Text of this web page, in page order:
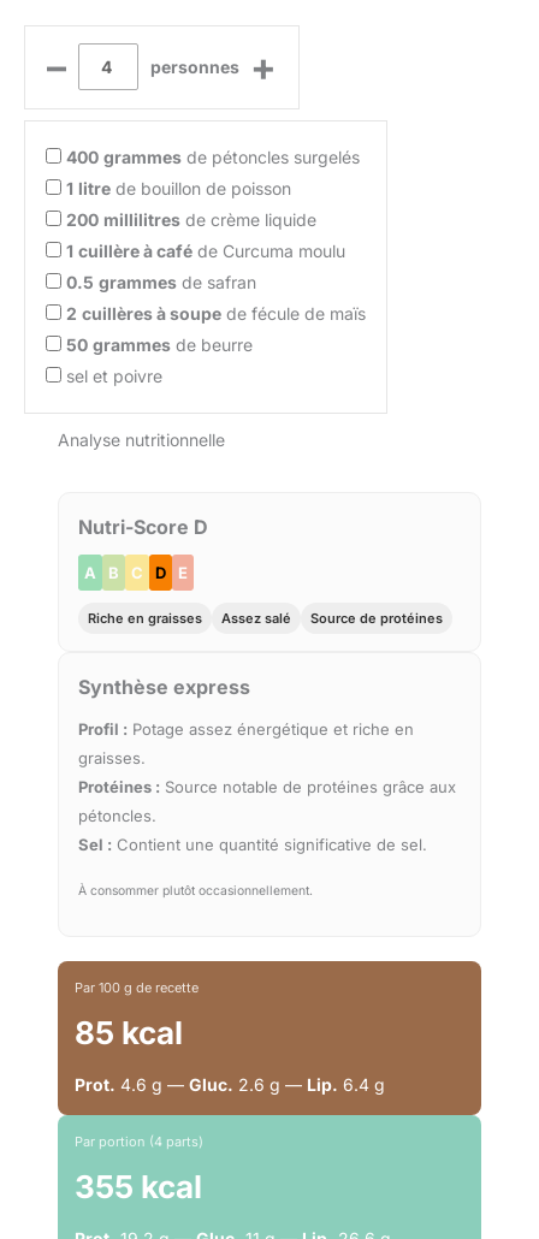
– personnes +
400 grammes de pétoncles surgelés
1 litre de bouillon de poisson
200 millilitres de crème liquide
1 cuillère à café de Curcuma moulu
0.5 grammes de safran
2 cuillères à soupe de fécule de maïs
50 grammes de beurre
sel et poivre
Analyse nutritionnelle
Nutri-Score D
A B C D E
Riche en graisses Assez salé Source de protéines
Synthèse express
Profil : Potage assez énergétique et riche en
graisses.
Protéines : Source notable de protéines grâce aux
pétoncles.
Sel : Contient une quantité significative de sel.
À consommer plutôt occasionnellement.
Par 100 g de recette
85 kcal
Prot. 4.6 g — Gluc. 2.6 g — Lip. 6.4 g
Par portion (4 parts)
355 kcal